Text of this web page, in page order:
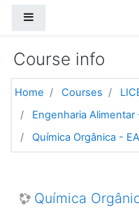
Course info
Home Courses
Engenharia
Química Orgânica -
Química